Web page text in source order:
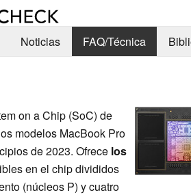
Noticias FAQ/Técnica
on a Chip (SoC) de
modelos MacBook Pro
de 2023. Ofrece los
en el chip divididos
(núcleos P) y cuatro